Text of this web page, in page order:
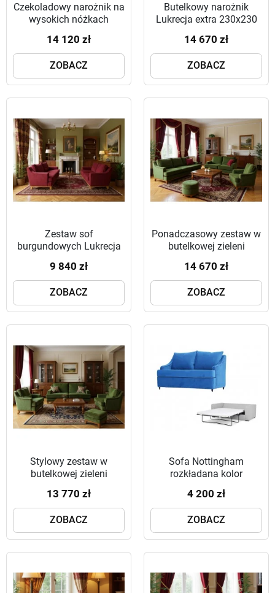
Czekoladowy narożnik na
wysokich nóżkach
cm
14 120 zł
ZOBACZ
Butelkowy narożnik
Lukrecja extra 230x230
14 670 zł
ZOBACZ
Zestaw sof
burgundowych Lukrecja
9 840 zł
ZOBACZ
Ponadczasowy zestaw w
butelkowej zieleni
160 i fotel
14 670 zł
ZOBACZ
Stylowy zestaw w
butelkowej zieleni
pufa
13 770 zł
ZOBACZ
Sofa Nottingham
rozkładana kolor
4 200 zł
ZOBACZ